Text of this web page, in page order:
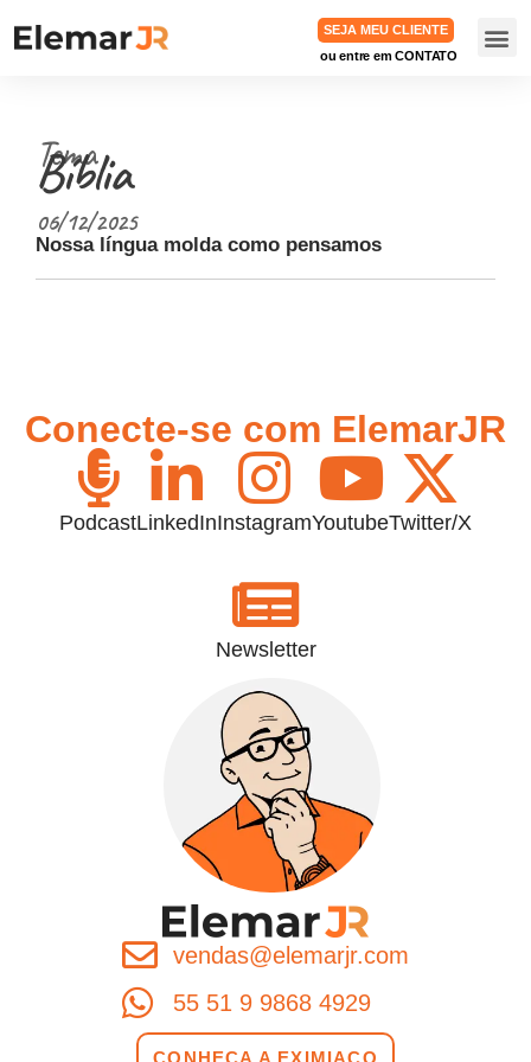
SEJA MEU CLIENTE
ou entre em CONTATO
Tema
Bíblia
06/12/2025
Nossa língua molda como pensamos
Conecte-se com ElemarJR
PodcastLinkedInInstagramYoutubeTwitter/X
Newsletter
vendas@elemarjr.com
55 51 9 9868 4929